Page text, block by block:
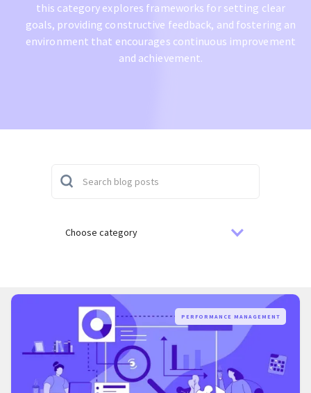
this category explores frameworks for setting clear
goals, providing constructive feedback, and fostering an
environment that encourages continuous improvement
and achievement.
Choose category
PERFORMANCE MANAGEMENT